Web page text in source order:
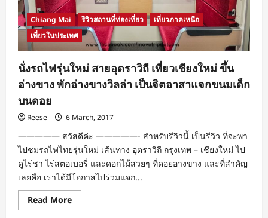
Chiang Mai รีวิวสถานที่ท่องเที่ยว
เที่ยวภาคเหนือ
เที่ยวในประเทศ
นั่งรถไฟรุ่นใหม่ สายอุตราวิถี เที่ยวเชียงใหม่ ขึ้น
อ่างขาง พักอ่างขางวิลล่า เป็นจิตอาสาแจกขนมเด็ก
บนดอย
Reese 6 March, 2017
————— สวัสดีค่ะ —————- สำหรับรีวิวนี้ เป็นรีวิว ที่จะพา
ไปชมรถไฟไทยรุ่นใหม่ เส้นทาง อุตราวิถี กรุงเทพ – เชียงใหม่ ไป
ดูไร่ชา ไร่สตอเบอรี่ และดอกไม้สวยๆ ที่ดอยอางขาง และที่สำคัญ
เลยคือ เราได้มีโอกาสไปร่วมแจก...
Read MoreRead
more